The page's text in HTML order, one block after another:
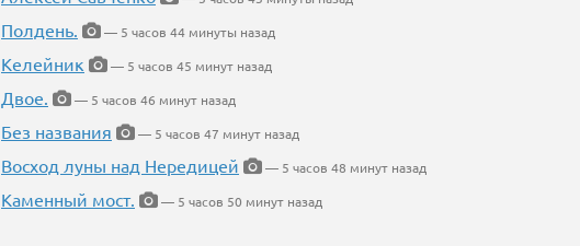
Полдень.
— 5 часов 44 минуты назад
Келейник
— 5 часов 45 минут назад
Двое.
— 5 часов 46 минут назад
Без названия
— 5 часов 47 минут назад
Восход луны над Нередицей
— 5 часов 48 минут назад
Каменный мост. — 5 часов 50 минут назад